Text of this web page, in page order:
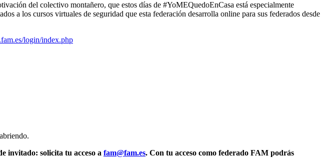
del colectivo montañero, que estos días de #YoMEQuedoEnCasa está especialmente
a los cursos virtuales de seguridad que esta federación desarrolla online para sus federados desde
login/index.php
invitado: solicita tu acceso a fam@fam.es. Con tu acceso como federado FAM podrás